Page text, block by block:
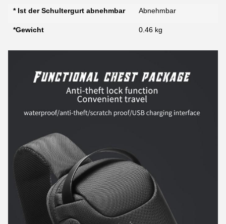
* Ist der Schultergurt abnehmbar Abnehmbar
*Gewicht 0.46 kg